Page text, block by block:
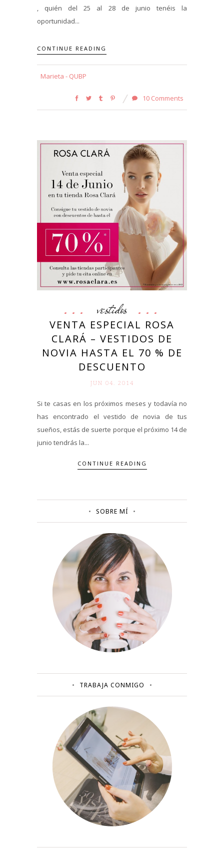
, quién del 25 al 28 de junio tenéis la
oportunidad...
CONTINUE READING
Marieta - QUBP
10 Comments
vestidos
VENTA ESPECIAL ROSA
CLARÁ – VESTIDOS DE
NOVIA HASTA EL 70 % DE
DESCUENTO
JUN 04. 2014
Si te casas en los próximos meses y todavía no
has encontrado el vestido de novia de tus
sueños, estás de suerte porque el próximo 14 de
junio tendrás la...
CONTINUE READING
SOBRE MÍ
TRABAJA CONMIGO